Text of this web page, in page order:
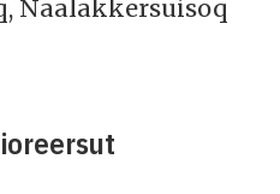
Naalakkersuisoq